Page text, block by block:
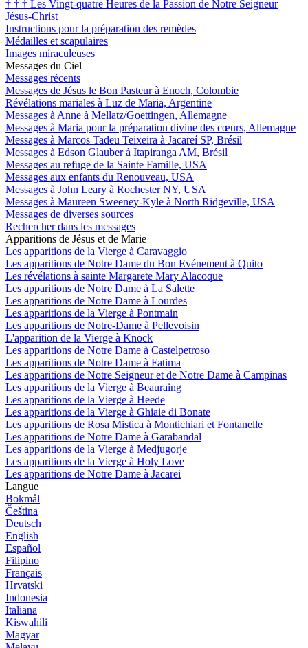
† † † Les Vingt-quatre Heures de la Passion de Notre Seigneur
Jésus-Christ
Instructions pour la préparation des remèdes
Médailles et scapulaires
Images miraculeuses
Messages du Ciel
Messages récents
Messages de Jésus le Bon Pasteur à Enoch, Colombie
Révélations mariales à Luz de Maria, Argentine
Messages à Anne à Mellatz/Goettingen, Allemagne
Messages à Maria pour la préparation divine des cœurs, Allemagne
Messages à Marcos Tadeu Teixeira à Jacareí SP, Brésil
Messages à Edson Glauber à Itapiranga AM, Brésil
Messages au refuge de la Sainte Famille, USA
Messages aux enfants du Renouveau, USA
Messages à John Leary à Rochester NY, USA
Messages à Maureen Sweeney-Kyle à North Ridgeville, USA
Messages de diverses sources
Rechercher dans les messages
Apparitions de Jésus et de Marie
Les apparitions de la Vierge à Caravaggio
Les apparitions de Notre Dame du Bon Evénement à Quito
Les révélations à sainte Margarete Mary Alacoque
Les apparitions de Notre Dame à La Salette
Les apparitions de Notre Dame à Lourdes
Les apparitions de la Vierge à Pontmain
Les apparitions de Notre-Dame à Pellevoisin
L'apparition de la Vierge à Knock
Les apparitions de Notre Dame à Castelpetroso
Les apparitions de Notre Dame à Fatima
Les apparitions de Notre Seigneur et de Notre Dame à Campinas
Les apparitions de la Vierge à Beauraing
Les apparitions de la Vierge à Heede
Les apparitions de la Vierge à Ghiaie di Bonate
Les apparitions de Rosa Mistica à Montichiari et Fontanelle
Les apparitions de Notre Dame à Garabandal
Les apparitions de la Vierge à Medjugorje
Les apparitions de la Vierge à Holy Love
Les apparitions de Notre Dame à Jacarei
Langue
Bokmål
Čeština
Deutsch
English
Español
Filipino
Français
Hrvatski
Indonesia
Italiana
Kiswahili
Magyar